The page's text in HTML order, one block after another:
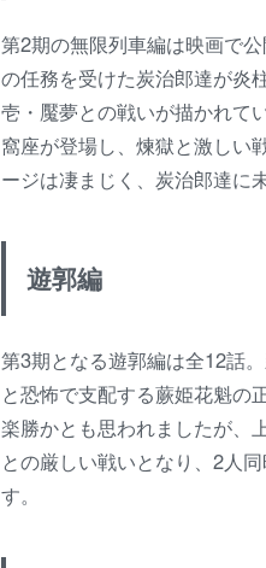
第2期の無限列車編は映画で
の任務を受けた炭治郎達が炎
壱・魘夢との戦いが描かれて
窩座が登場し、煉獄と激しい
ージは凄まじく、炭治郎達に
遊郭編
第3期となる遊郭編は全12話
と恐怖で支配する蕨姫花魁の
楽勝かとも思われましたが、
との厳しい戦いとなり、2人
す。